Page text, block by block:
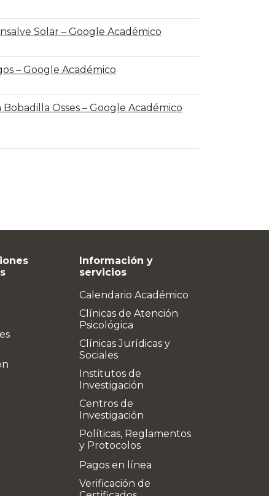
Solar – ‪Google Académico
– ‪Google Académico
Osses – ‪Google Académico
Información y
servicios
Calendario Académico
Clínicas de Atención
Psicológica
Clínicas Jurídicas y
Sociales
Institutos de
Investigación
Centros de
Investigación
Políticas, Reglamentos
y Protocolos
Pagos en línea
Verificación de